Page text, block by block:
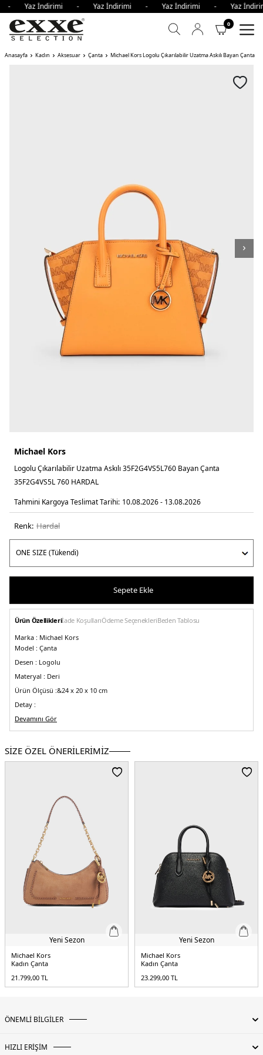
- Yaz İndirimi - Yaz İndirimi - Yaz İndirimi - Yaz
0
Anasayfa Kadın Aksesuar Çanta Michael Kors Logolu Çıkarılabilir Uzatma Askılı Bayan Çanta
Michael Kors
Logolu Çıkarılabilir Uzatma Askılı 35F2G4VS5L760 Bayan Çanta
35F2G4VS5L 760 HARDAL
Tahmini Kargoya Teslimat Tarihi: 10.08.2026 - 13.08.2026
Renk: hardal
Sepete Ekle
Ürün Özellikleriİade KoşullarıÖdeme SeçenekleriBeden Tablosu
Marka : Michael Kors
Model : Çanta
Desen : Logolu
Materyal : Deri
Ürün Ölçüsü :&24 x 20 x 10 cm
Detay :
-Marka logosu
-Çıkarılabilir uzatma askılı
Üretim Yeri :Bangladeş
Devamını Gör
SİZE ÖZEL ÖNERİLERİMİZ
Yeni Sezon
Michael Kors
Kadın Çanta
21.799,00 TL
Yeni Sezon
Michael Kors
Kadın Çanta
23.299,00 TL
ÖNEMLİ BİLGİLER
HIZLI ERİŞİM